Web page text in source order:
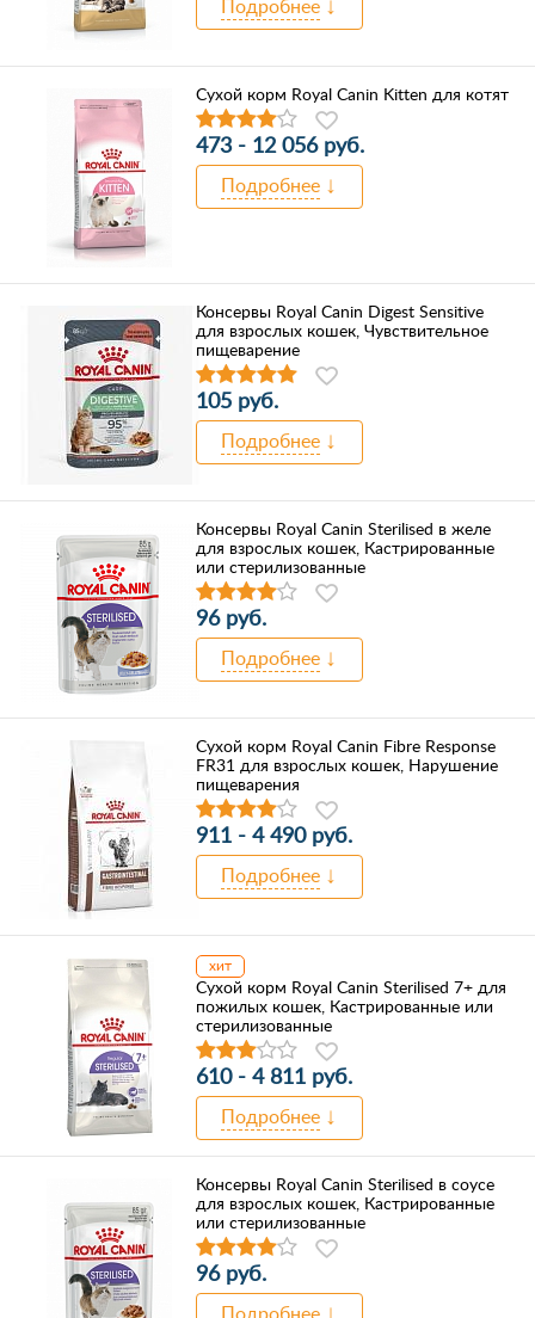
Подробнее
Сухой корм Royal Canin Kitten для котят
473 - 12 056 руб.
Подробнее
Консервы Royal Canin Digest Sensitive
для взрослых кошек, Чувствительное
пищеварение
105 руб.
Подробнее
Консервы Royal Canin Sterilised в желе
для взрослых кошек, Кастрированные
или стерилизованные
96 руб.
Подробнее
Сухой корм Royal Canin Fibre Response
FR31 для взрослых кошек, Нарушение
пищеварения
911 - 4 490 руб.
Подробнее
хит
Сухой корм Royal Canin Sterilised 7+ для
пожилых кошек, Кастрированные или
стерилизованные
610 - 4 811 руб.
Подробнее
Консервы Royal Canin Sterilised в соусе
для взрослых кошек, Кастрированные
или стерилизованные
96 руб.